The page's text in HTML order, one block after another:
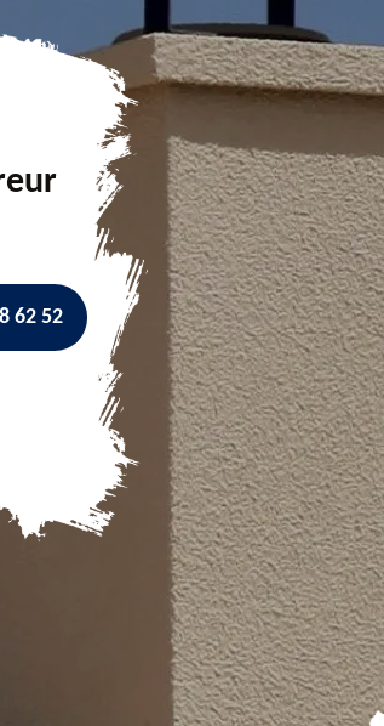
62 52